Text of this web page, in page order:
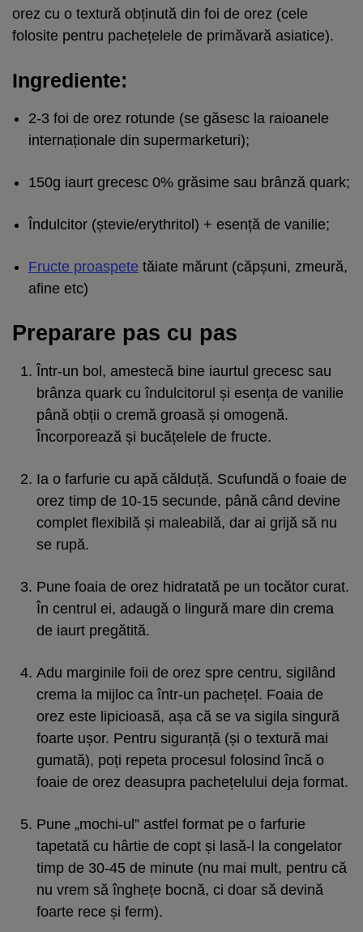
orez cu o textură obținută din foi de orez (cele
folosite pentru pachețelele de primăvară asiatice).
Ingrediente:
2-3 foi de orez rotunde (se găsesc la raioanele
internaționale din supermarketuri);
150g iaurt grecesc 0% grăsime sau brânză quark;
Îndulcitor (ștevie/erythritol) + esență de vanilie;
Fructe proaspete tăiate mărunt (căpșuni, zmeură,
afine etc)
Preparare pas cu pas
Într-un bol, amestecă bine iaurtul grecesc sau
brânza quark cu îndulcitorul și esența de vanilie
până obții o cremă groasă și omogenă.
Încorporează și bucățelele de fructe.
Ia o farfurie cu apă călduță. Scufundă o foaie de
orez timp de 10-15 secunde, până când devine
complet flexibilă și maleabilă, dar ai grijă să nu
se rupă.
Pune foaia de orez hidratată pe un tocător curat.
În centrul ei, adaugă o lingură mare din crema
de iaurt pregătită.
Adu marginile foii de orez spre centru, sigilând
crema la mijloc ca într-un pachețel. Foaia de
orez este lipicioasă, așa că se va sigila singură
foarte ușor. Pentru siguranță (și o textură mai
gumată), poți repeta procesul folosind încă o
foaie de orez deasupra pachețelului deja format.
Pune „mochi-ul” astfel format pe o farfurie
tapetată cu hârtie de copt și lasă-l la congelator
timp de 30-45 de minute (nu mai mult, pentru că
nu vrem să înghețe bocnă, ci doar să devină
foarte rece și ferm).